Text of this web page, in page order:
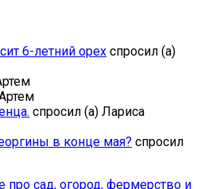
6-летний орех спросил (а)
спросил (а) Лариса
в конце мая? спросил
про сад, огород, фермерство и